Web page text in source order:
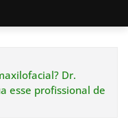
Dr.
esse profissional de